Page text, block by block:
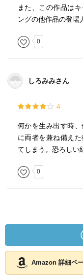
また、この作品は
ングの他作品の登場
0
しろみみさん
4
何かを生み出す時
に両者を兼ね備え
てしまう。恐ろしい
0
Amazon 詳細ペ